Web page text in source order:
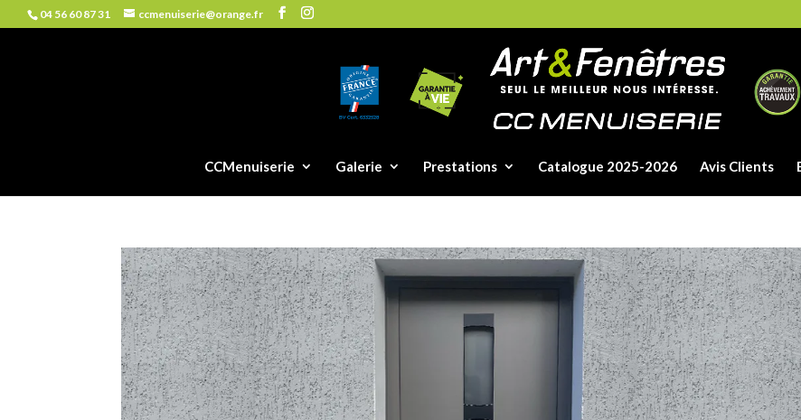
04 56 60 87 31 ccmenuiserie@orange.fr
CCMenuiserie Galerie Prestations Catalogue 2025-2026 Avis Clients